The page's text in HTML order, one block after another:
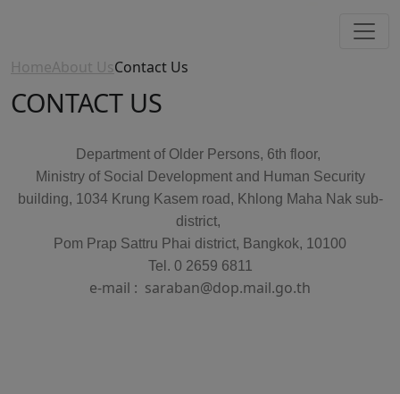
HomeAbout UsContact Us
CONTACT US
Department of Older Persons, 6th floor,
Ministry of Social Development and Human Security
building, 1034 Krung Kasem road, Khlong Maha Nak sub-
district,
Pom Prap Sattru Phai district, Bangkok, 10100
Tel. 0 2659 6811
e-mail : saraban@dop.mail.go.th